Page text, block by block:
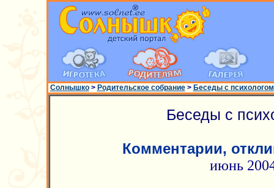
Солнышко> Родительское собрание> Беседы с психологом
Беседы с
Комментарии,
июнь